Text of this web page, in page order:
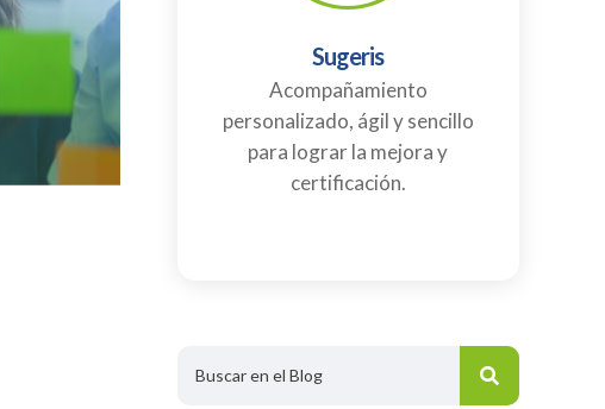
Sugeris
Acompañamiento
personalizado, ágil y sencillo
para lograr la mejora y
certificación.